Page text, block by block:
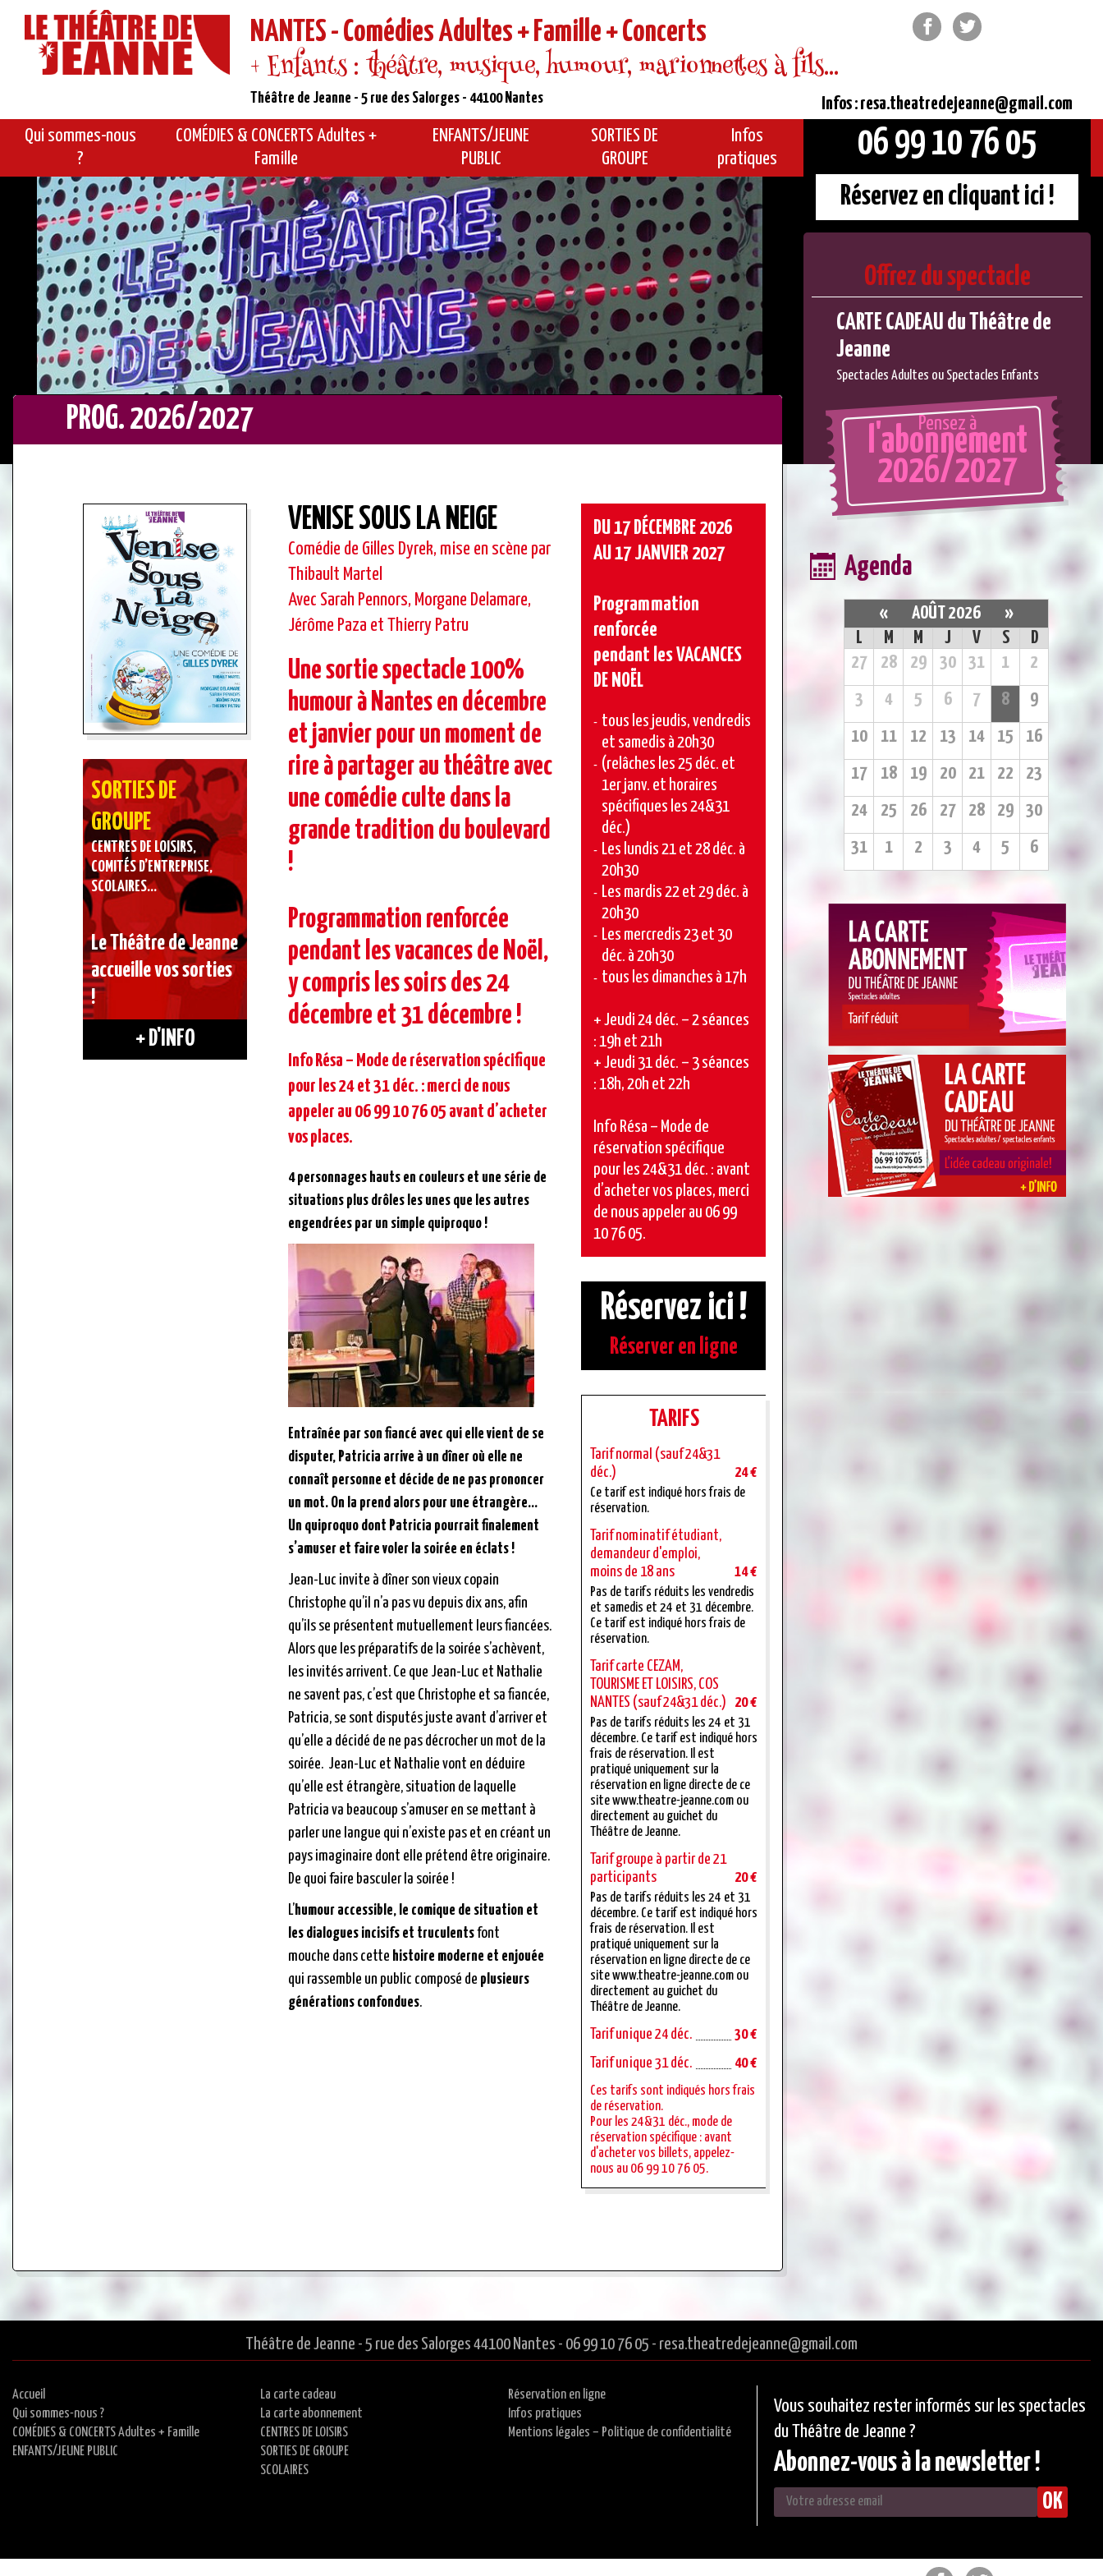
NANTES - Comédies Adultes + Famille + Concerts
+ Enfants : théâtre, musique, humour, marionnettes à fils...
Théâtre de Jeanne - 5 rue des Salorges - 44100 Nantes
FacebookTwitter
Qui sommes-nous
?
COMÉDIES & CONCERTS Adultes +
Famille
ENFANTS/JEUNE
PUBLIC
SORTIES DE
GROUPE
Infos
pratiques
Infos : resa.theatredejeanne@gmail.com
06 99 10 76 05
Réservez en cliquant ici !
Offrez du spectacle
CARTE CADEAU du Théâtre de
Jeanne
Spectacles Adultes ou Spectacles Enfants
PROG. 2026/2027
SORTIES DE
GROUPE
CENTRES DE LOISIRS,
COMITÉS D’ENTREPRISE,
SCOLAIRES…
Le Théâtre de Jeanne
accueille vos sorties
!
+ D'INFO
VENISE SOUS LA NEIGE
Comédie de Gilles Dyrek, mise en scène par
Thibault Martel
Avec Sarah Pennors, Morgane Delamare,
Jérôme Paza et Thierry Patru
Une sortie spectacle 100%
humour à Nantes en décembre
et janvier pour un moment de
rire à partager au théâtre avec
une comédie culte dans la
grande tradition du boulevard
!
Programmation renforcée
pendant les vacances de Noël,
y compris les soirs des 24
décembre et 31 décembre !
Info Résa – Mode de réservation spécifique
pour les 24 et 31 déc. : merci de nous
appeler au 06 99 10 76 05 avant d’acheter
vos places.
4 personnages hauts en couleurs et une série de
situations plus drôles les unes que les autres
engendrées par un simple quiproquo !
Entraînée par son fiancé avec qui elle vient de se
disputer, Patricia arrive à un dîner où elle ne
connaît personne et décide de ne pas prononcer
un mot. On la prend alors pour une étrangère…
Un quiproquo dont Patricia pourrait finalement
s’amuser et faire voler la soirée en éclats !
Jean-Luc invite à dîner son vieux copain
Christophe qu’il n’a pas vu depuis dix ans, afin
qu’ils se présentent mutuellement leurs fiancées.
Alors que les préparatifs de la soirée s’achèvent,
les invités arrivent. Ce que Jean-Luc et Nathalie
ne savent pas, c’est que Christophe et sa fiancée,
Patricia, se sont disputés juste avant d’arriver et
qu’elle a décidé de ne pas décrocher un mot de la
soirée. Jean-Luc et Nathalie vont en déduire
qu’elle est étrangère, situation de laquelle
Patricia va beaucoup s’amuser en se mettant à
parler une langue qui n’existe pas et en créant un
pays imaginaire dont elle prétend être originaire.
De quoi faire basculer la soirée !
L’humour accessible, le comique de situation et
les dialogues incisifs et truculentsfont
mouche dans cette histoire moderne et enjouée
qui rassemble un public composé de plusieurs
générations confondues.
DU 17 DÉCEMBRE 2026
AU 17 JANVIER 2027
Programmation
renforcée
pendant les VACANCES
DE NOËL
tous les jeudis, vendredis
et samedis à 20h30
(relâches les 25 déc. et
1er janv. et horaires
spécifiques les 24&31
déc.)
Les lundis 21 et 28 déc. à
20h30
Les mardis 22 et 29 déc. à
20h30
Les mercredis 23 et 30
déc. à 20h30
tous les dimanches à 17h
+ Jeudi 24 déc. – 2 séances
: 19h et 21h
+ Jeudi 31 déc. – 3 séances
: 18h, 20h et 22h
Info Résa – Mode de
réservation spécifique
pour les 24&31 déc. : avant
d’acheter vos places, merci
de nous appeler au 06 99
10 76 05.
Réservez ici !
Réserver en ligne
TARIFS
Tarif normal (sauf 24&31
déc.)
24 €
Ce tarif est indiqué hors frais de
réservation.
Tarif nominatif étudiant,
demandeur d'emploi,
moins de 18 ans
14 €
Pas de tarifs réduits les vendredis
et samedis et 24 et 31 décembre.
Ce tarif est indiqué hors frais de
réservation.
Tarif carte CEZAM,
TOURISME ET LOISIRS, COS
NANTES (sauf 24&31 déc.)
20 €
Pas de tarifs réduits les 24 et 31
décembre. Ce tarif est indiqué hors
frais de réservation. Il est
pratiqué uniquement sur la
réservation en ligne directe de ce
site www.theatre-jeanne.com ou
directement au guichet du
Théâtre de Jeanne.
Tarif groupe à partir de 21
participants
20 €
Pas de tarifs réduits les 24 et 31
décembre. Ce tarif est indiqué hors
frais de réservation. Il est
pratiqué uniquement sur la
réservation en ligne directe de ce
site www.theatre-jeanne.com ou
directement au guichet du
Théâtre de Jeanne.
Tarif unique 24 déc.
30 €
Tarif unique 31 déc.
40 €
Ces tarifs sont indiqués hors frais
de réservation.
Pour les 24&31 déc., mode de
réservation spécifique : avant
d'acheter vos billets, appelez-
nous au 06 99 10 76 05.
Pensez à
l'abonnement
2026/2027
Agenda
« AOÛT 2026
»
L
M M J V S
D
27
28 29 30 31 1
2
3
4 5 6 7 8
9
10
11 12 13 14 15
16
17
18 19 20 21 22
23
24
25 26 27 28 29
30
31
1 2 3 4 5 6
Théâtre de Jeanne - 5 rue des Salorges 44100 Nantes - 06 99 10 76 05 - resa.theatredejeanne@gmail.com
Accueil
Qui sommes-nous ?
COMÉDIES & CONCERTS Adultes + Famille
ENFANTS/JEUNE PUBLIC
La carte cadeau
La carte abonnement
CENTRES DE LOISIRS
SORTIES DE GROUPE
SCOLAIRES
Réservation en ligne
Infos pratiques
Mentions légales – Politique de confidentialité
Vous souhaitez rester informés sur les spectacles
du Théâtre de Jeanne ?
Abonnez-vous à la newsletter !
OK